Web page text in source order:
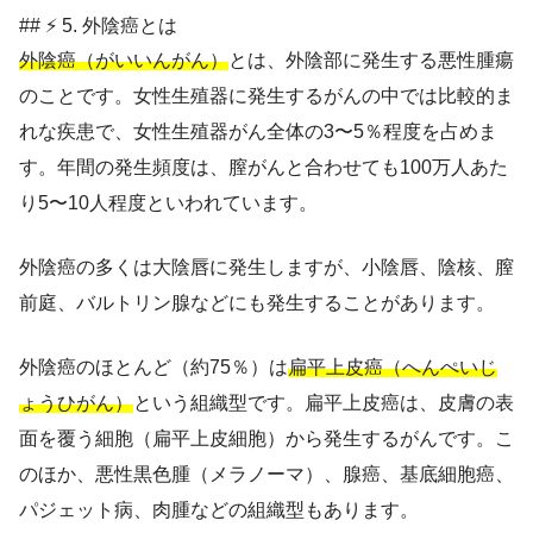
## ⚡ 5. 外陰癌とは
外陰癌（がいいんがん）とは、外陰部に発生する悪性腫瘍
のことです。女性生殖器に発生するがんの中では比較的ま
れな疾患で、女性生殖器がん全体の3〜5％程度を占めま
す。年間の発生頻度は、膣がんと合わせても100万人あた
り5〜10人程度といわれています。
外陰癌の多くは大陰唇に発生しますが、小陰唇、陰核、膣
前庭、バルトリン腺などにも発生することがあります。
外陰癌のほとんど（約75％）は扁平上皮癌（へんぺいじ
ょうひがん）という組織型です。扁平上皮癌は、皮膚の表
面を覆う細胞（扁平上皮細胞）から発生するがんです。こ
のほか、悪性黒色腫（メラノーマ）、腺癌、基底細胞癌、
パジェット病、肉腫などの組織型もあります。